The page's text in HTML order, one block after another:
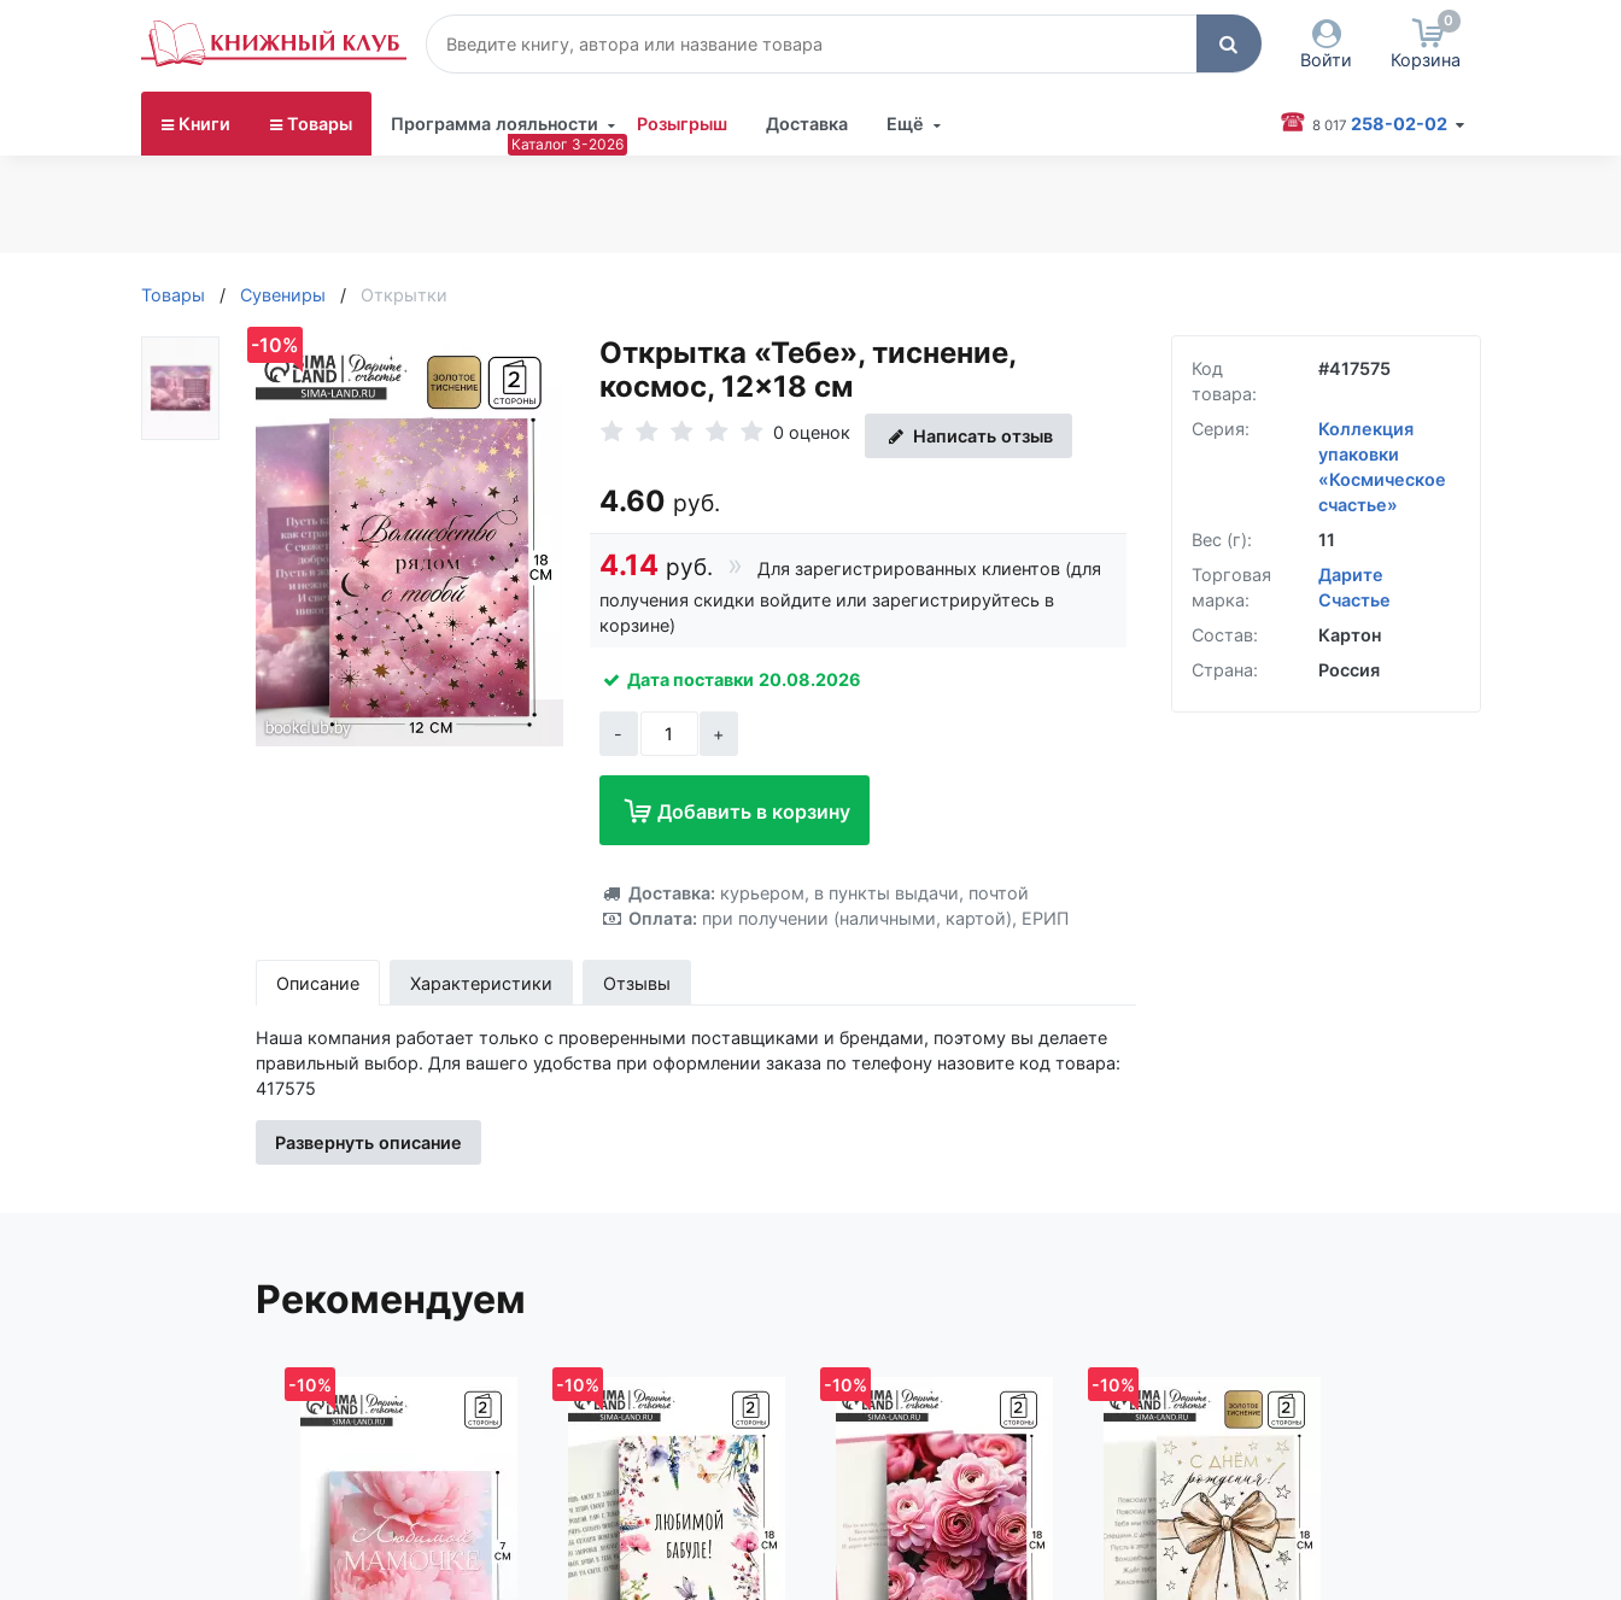
Войти
Войти
Забыли пароль?
0
Корзина
Книги Товары Программа лояльности Розыгрыш Доставка Ещё 8 017 258-02-02
Товары Сувениры Открытки
-10%
Открытка «Тебе», тиснение,
космос, 12×18 см
0 оценок Написать отзыв
4.60 руб.
4.14 руб.
Для зарегистрированных клиентов (для
получения скидки войдите или зарегистрируйтесь в
корзине)
Дата поставки 20.08.2026
- +
Добавить в корзину
Добавлено!
Доставка: курьером, в пункты выдачи, почтой
Оплата: при получении (наличными, картой), ЕРИП
Код
товара:
#417575
Серия:
Коллекция
упаковки
«Космическое
счастье»
Вес (г):
11
Торговая
марка:
Дарите
Счастье
Состав:
Картон
Страна:
Россия
Описание Характеристики Отзывы
Наша компания работает только с проверенными поставщиками и брендами, поэтому вы делаете
правильный выбор. Для вашего удобства при оформлении заказа по телефону назовите код товара:
417575
Импортер: Частное торговое унитарное предприятие «Книжный Клуб», Республика Беларусь,
Развернуть описание
Рекомендуем
-10% -10% -10% -10%